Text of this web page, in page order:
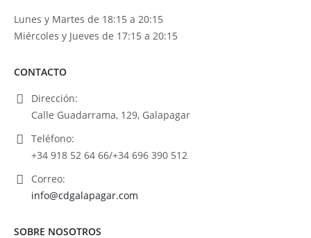
Lunes y Martes de 18:15 a 20:15
Miércoles y Jueves de 17:15 a 20:15
CONTACTO
Dirección:
Calle Guadarrama, 129, Galapagar
Teléfono:
+34 918 52 64 66/+34 696 390 512
Correo:
info@cdgalapagar.com
SOBRE NOSOTROS